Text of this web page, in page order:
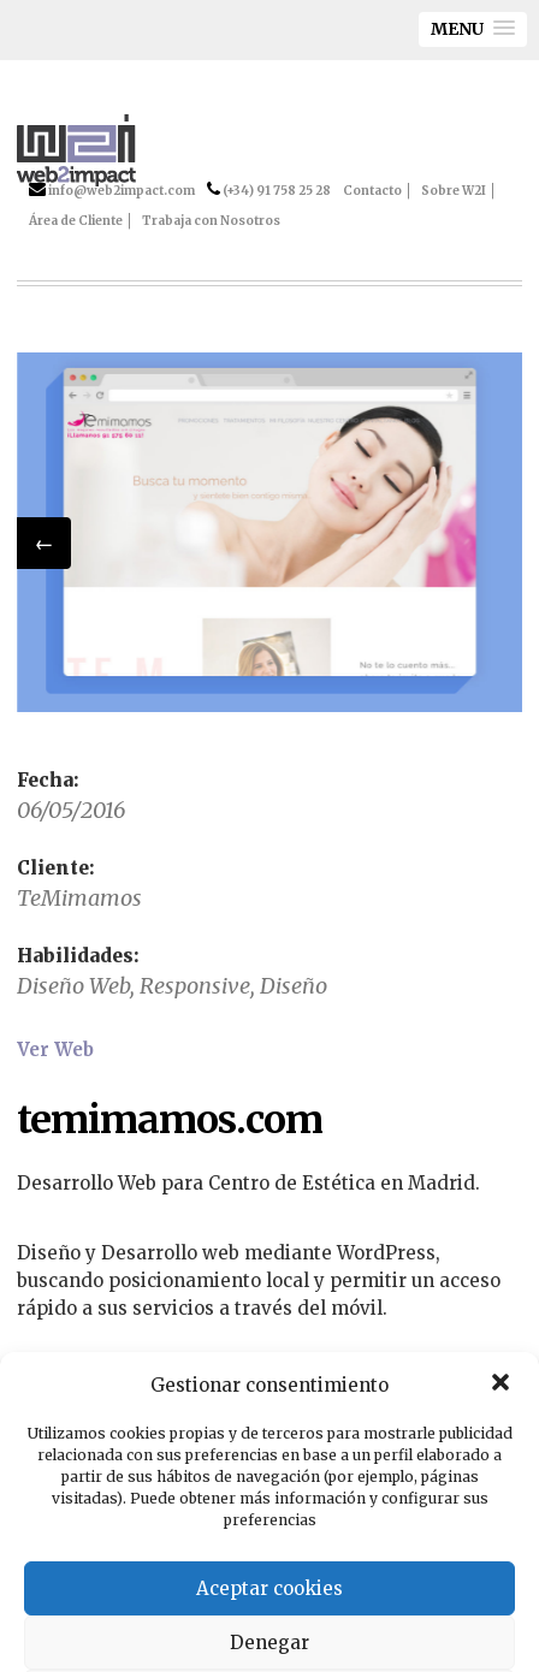
MENU
Gestionar consentimiento
Utilizamos cookies propias y de terceros para mostrarle publicidad
relacionada con sus preferencias en base a un perfil elaborado a
partir de sus hábitos de navegación (por ejemplo, páginas
visitadas). Puede obtener más información y configurar sus
preferencias
Aceptar cookies
Denegar
info@web2impact.com (+34) 91 758 25 28 Contacto
Sobre W2I
Área de Cliente
Trabaja con Nosotros
←
Fecha:
06/05/2016
Cliente:
TeMimamos
Habilidades:
Diseño Web, Responsive, Diseño
Ver Web
temimamos.com
Desarrollo Web para Centro de Estética en Madrid.
Diseño y Desarrollo web mediante WordPress,
buscando posicionamiento local y permitir un acceso
rápido a sus servicios a través del móvil.
Algunos de Nuestros
Últimos Proyectos